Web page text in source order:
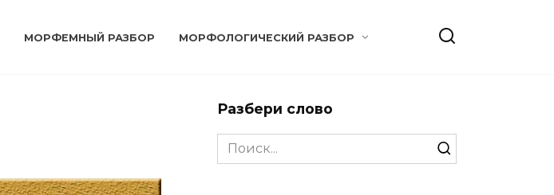
МОРФЕМНЫЙ РАЗБОР МОРФОЛОГИЧЕСКИЙ РАЗБОР
Разбери слово
Search
for: